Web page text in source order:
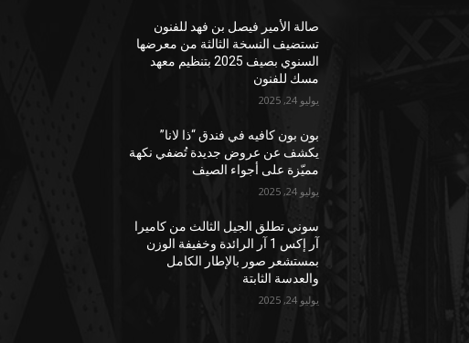
صالة الأمير فيصل بن فهد للفنون
تستضيف النسخة الثالثة من معرضها
السنوي بصيف 2025 بتنظيم معهد
مسك للفنون
يوليو 24, 2025
بون بون كافيه في فندق “ذا لانا”
يكشف عن عروض جديدة تُضفي نكهة
مميّزة على أجواء الصيف
يوليو 24, 2025
سوني تطلق الجيل الثالث من كاميرا
آر إكس 1 آر الرائدة وخفيفة الوزن
بمستشعر صور بالإطار الكامل
والعدسة الثابتة
يوليو 24, 2025